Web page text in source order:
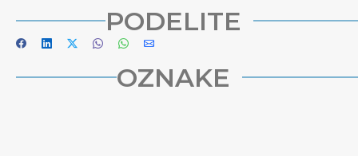
PODELITE
OZNAKE